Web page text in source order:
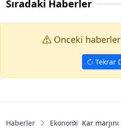
Sıradaki Haberler
Onceki
Tekrar
Haberler Ekonomi Kar